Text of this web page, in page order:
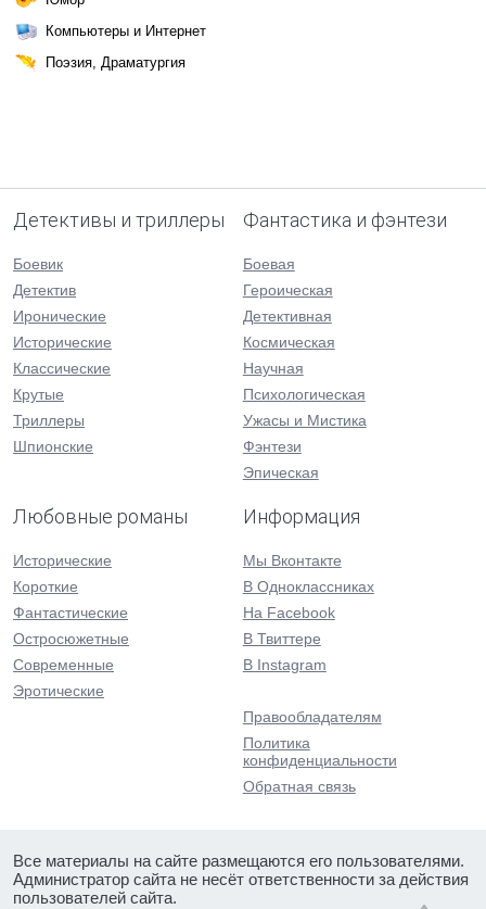
Компьютеры и Интернет
Поэзия, Драматургия
Детективы и триллеры
Боевик
Детектив
Иронические
Исторические
Классические
Крутые
Триллеры
Шпионские
Фантастика и фэнтези
Боевая
Героическая
Детективная
Космическая
Научная
Психологическая
Ужасы и Мистика
Фэнтези
Эпическая
Любовные романы
Исторические
Короткие
Фантастические
Остросюжетные
Современные
Эротические
Информация
Мы Вконтакте
В Одноклассниках
На Facebook
В Твиттере
В Instagram
Правообладателям
Политика
конфиденциальности
Обратная связь
Все материалы на сайте размещаются его пользователями.
Администратор сайта не несёт ответственности за действия
пользователей сайта.